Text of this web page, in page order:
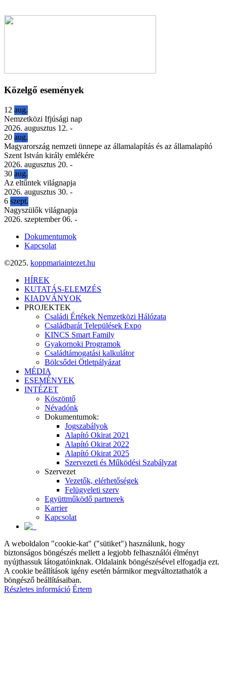
Közelgő események
12 aug.
Nemzetközi Ifjúsági nap
2026. augusztus 12. -
20 aug.
Magyarország nemzeti ünnepe az államalapítás és az államalapító
Szent István király emlékére
2026. augusztus 20. -
30 aug.
Az eltűntek világnapja
2026. augusztus 30. -
6 szept.
Nagyszülők világnapja
2026. szeptember 06. -
Dokumentumok
Kapcsolat
©2025. koppmariaintezet.hu
HÍREK
KUTATÁS-ELEMZÉS
KIADVÁNYOK
PROJEKTEK
Családi Értékek Nemzetközi Hálózata
Családbarát Települések Expo
KINCS Smart Family
Gyakornoki Programok
Családtámogatási kalkulátor
Bölcsődei Ötletpályázat
MÉDIA
ESEMÉNYEK
INTÉZET
Köszöntő
Névadónk
Dokumentumok:
Jogszabályok
Alapító Okirat 2021
Alapító Okirat 2022
Alapító Okirat 2025
Szervezeti és Működési Szabályzat
Szervezet
Vezetők, elérhetőségek
Felügyeleti szerv
Együttműködő partnerek
Karrier
Kapcsolat
A weboldalon "cookie-kat" ("sütiket") használunk, hogy
biztonságos böngészés mellett a legjobb felhasználói élményt
nyújthassuk látogatóinknak. Oldalaink böngészésével elfogadja ezt.
A cookie beállítások igény esetén bármikor megváltoztathatók a
böngésző beállításaiban.
Részletes információ Értem